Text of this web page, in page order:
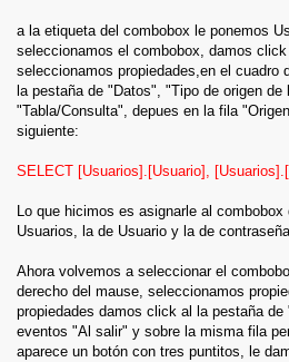
a la etiqueta del combobox le ponemos
seleccionamos el combobox, damos
seleccionamos propiedades,en el cuadro
la pestaña de "Datos", "Tipo de origen
"Tabla/Consulta", depues en la fila
siguiente:
SELECT [Usuarios].[Usuario],
Lo que hicimos es asignarle al
Usuarios, la de Usuario y la de
Ahora volvemos a seleccionar el
derecho del mause, seleccionamos
propiedades damos click al la pestaña
eventos "Al salir" y sobre la misma fila
aparece un botón con tres puntitos, le